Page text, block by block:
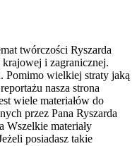
twórczości Ryszarda
i zagranicznej.
Pomimo wielkiej straty jaką
nasza strona
wiele materiałów do
przez Pana Ryszarda
materiały
posiadasz takie